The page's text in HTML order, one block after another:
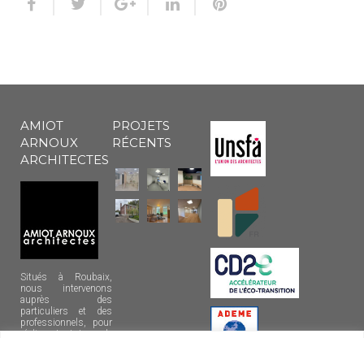
AMIOT
ARNOUX
ARCHITECTES
Situés à Roubaix,
nous intervenons
auprès des
particuliers et des
professionnels, pour
réaliser tout type de
PROJETS
RÉCENTS